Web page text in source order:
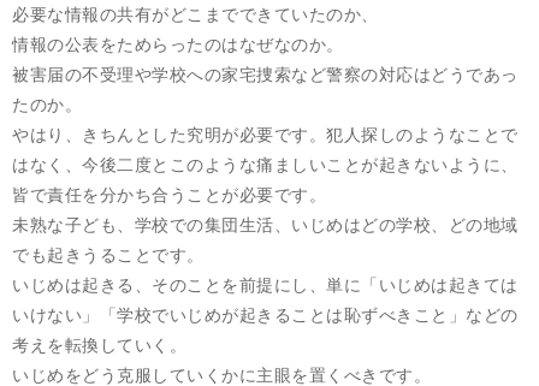
必要な情報の共有がどこまでできていたのか、
情報の公表をためらったのはなぜなのか。
被害届の不受理や学校への家宅捜索など警察の対応はどうであっ
たのか。
やはり、きちんとした究明が必要です。犯人探しのようなことで
はなく、今後二度とこのような痛ましいことが起きないように、
皆で責任を分かち合うことが必要です。
未熟な子ども、学校での集団生活、いじめはどの学校、どの地域
でも起きうることです。
いじめは起きる、そのことを前提にし、単に「いじめは起きては
いけない」「学校でいじめが起きることは恥ずべきこと」などの
考えを転換していく。
いじめをどう克服していくかに主眼を置くべきです。